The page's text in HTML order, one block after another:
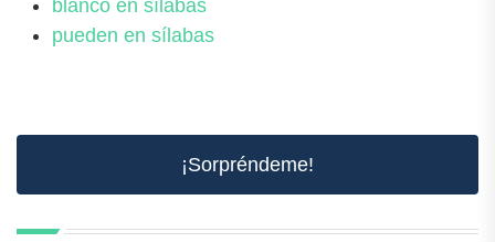
blanco en sílabas
pueden en sílabas
¡Sorpréndeme!